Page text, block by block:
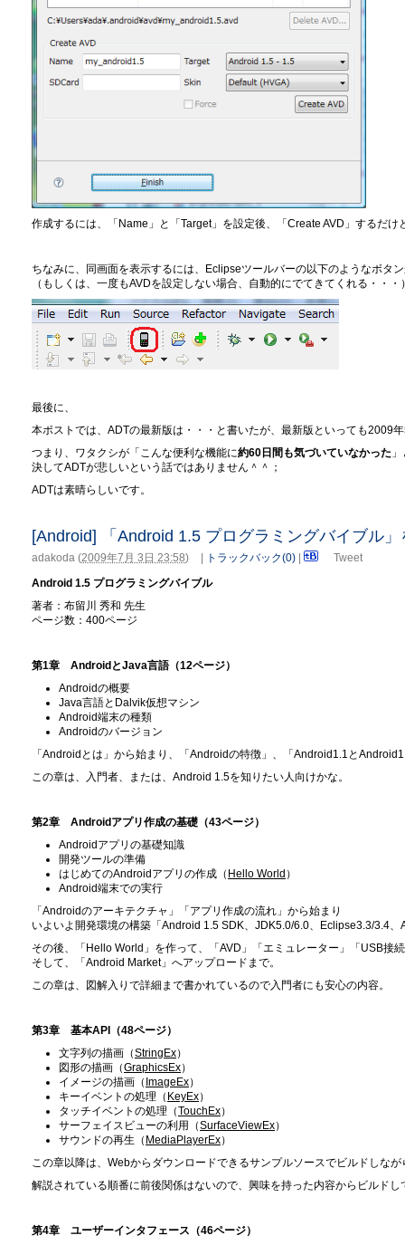
作成するには、「Name」と「Target」を設定後、「Create AVD」するだけ
ちなみに、同画面を表示するには、Eclipseツールバーの以下のようなボタ
（もしくは、一度もAVDを設定しない場合、自動的にでてきてくれる・・・
最後に、
本ポストでは、ADTの最新版は・・・と書いたが、最新版といっても2009
つまり、ワタクシが「こんな便利な機能に約60日間も気づいていなかった
決してADTが悲しいという話ではありません＾＾；
ADTは素晴らしいです。
[Android] 「Android 1.5 プログラミングバイブル
adakoda (2009年7月 3日 23:58) トラックバック(0)
Tweet
Android 1.5 プログラミングバイブル
著者：布留川 秀和 先生
ページ数：400ページ
第1章 AndroidとJava言語（12ページ）
Androidの概要
Java言語とDalvik仮想マシン
Android端末の種類
Androidのバージョン
「Androidとは」から始まり、「Androidの特徴」、「Android1.1と
この章は、入門者、または、Android 1.5を知りたい人向けかな。
第2章 Androidアプリ作成の基礎（43ページ）
Androidアプリの基礎知識
開発ツールの準備
はじめてのAndroidアプリの作成（ Hello World ）
Android端末での実行
「Androidのアーキテクチャ」「アプリ作成の流れ」から始まり
いよいよ開発環境の構築「Android 1.5 SDK、JDK5.0/6.0、Eclipse3.3/3.4、
その後、「Hello World」を作って、「AVD」「エミュレーター」「USB接
そして、「Android Market」へアップロードまで。
この章は、図解入りで詳細まで書かれているので入門者にも安心の内容。
第3章 基本API（48ページ）
文字列の描画（StringEx）
図形の描画（GraphicsEx）
イメージの描画（ ImageEx）
キーイベントの処理（ KeyEx）
タッチイベントの処理（TouchEx）
サーフェイスビューの利用（SurfaceViewEx）
サウンドの再生（ MediaPlayerEx）
この章以降は、Webからダウンロードできるサンプルソースでビルドしな
解説されている順番に前後関係はないので、興味を持った内容からビルド
第4章 ユーザーインタフェース（46ページ）